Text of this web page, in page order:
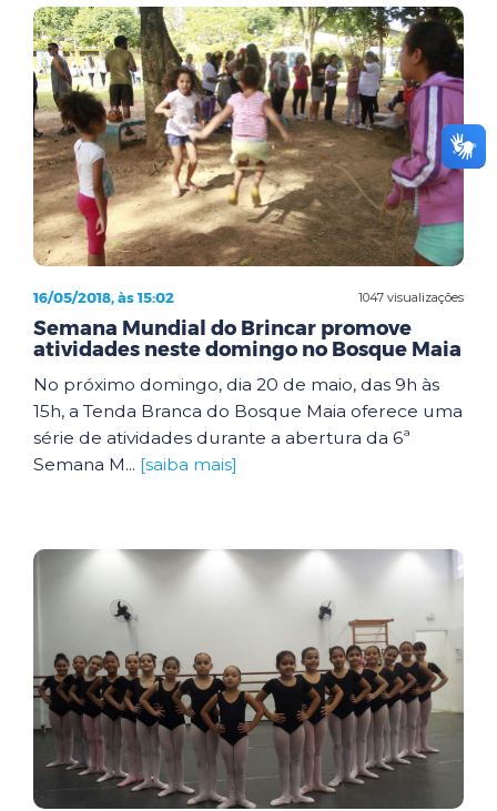
1047 visualizações
16/05/2018, às 15:02
Semana Mundial do Brincar promove
atividades neste domingo no Bosque Maia
No próximo domingo, dia 20 de maio, das 9h às
15h, a Tenda Branca do Bosque Maia oferece uma
série de atividades durante a abertura da 6ª
Semana M... [saiba mais]